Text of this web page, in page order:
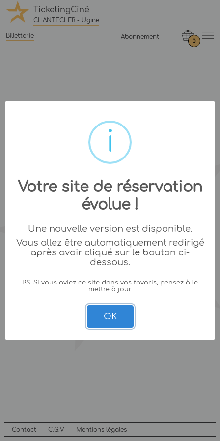
TicketingCiné
CHANTECLER - Ugine
Billetterie Abonnement
0
Contact C.G.V Mentions légales
Votre site de réservation
évolue !
Une nouvelle version est disponible.
Vous allez être automatiquement redirigé
après avoir cliqué sur le bouton ci-
dessous.
PS: Si vous aviez ce site dans vos favoris, pensez à le
mettre à jour.
OK